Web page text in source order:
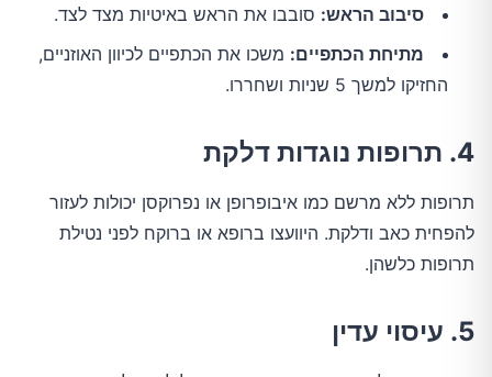
סיבוב הראש: סובבו את הראש באיטיות מצד לצד.
מתיחת הכתפיים: משכו את הכתפיים לכיוון האוזניים,
החזיקו למשך 5 שניות ושחררו.
4. תרופות נוגדות דלקת
תרופות כלשהן.
5. עיסוי עדין